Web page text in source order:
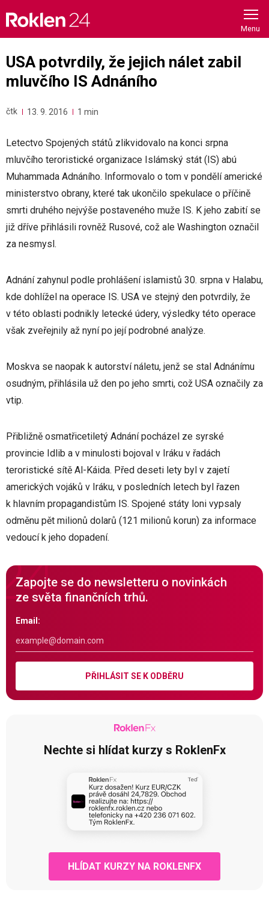
content
USA potvrdily, že jejich nálet zabil
mluvčího IS Adnáního
čtk 13. 9. 2016 1 min
Letectvo Spojených států zlikvidovalo na konci srpna
mluvčího teroristické organizace Islámský stát (IS) abú
Muhammada Adnáního. Informovalo o tom v pondělí americké
ministerstvo obrany, které tak ukončilo spekulace o příčině
smrti druhého nejvýše postaveného muže IS. K jeho zabití se
již dříve přihlásili rovněž Rusové, což ale Washington označil
za nesmysl.
Adnání zahynul podle prohlášení islamistů 30. srpna v Halabu,
kde dohlížel na operace IS. USA ve stejný den potvrdily, že
v této oblasti podnikly letecké údery, výsledky této operace
však zveřejnily až nyní po její podrobné analýze.
Moskva se naopak k autorství náletu, jenž se stal Adnánímu
osudným, přihlásila už den po jeho smrti, což USA označily za
vtip.
Přibližně osmatřicetiletý Adnání pocházel ze syrské
provincie Idlib a v minulosti bojoval v Iráku v řadách
teroristické sítě Al-Káida. Před deseti lety byl v zajetí
amerických vojáků v Iráku, v posledních letech byl řazen
k hlavním propagandistům IS. Spojené státy loni vypsaly
odměnu pět milionů dolarů (121 milionů korun) za informace
vedoucí k jeho dopadení.
Zapojte se do newsletteru o novinkách
ze světa finančních trhů.
Email:
PŘIHLÁSIT SE K ODBĚRU
Nechte si hlídat kurzy s RoklenFx
HLÍDAT KURZY NA ROKLENFX